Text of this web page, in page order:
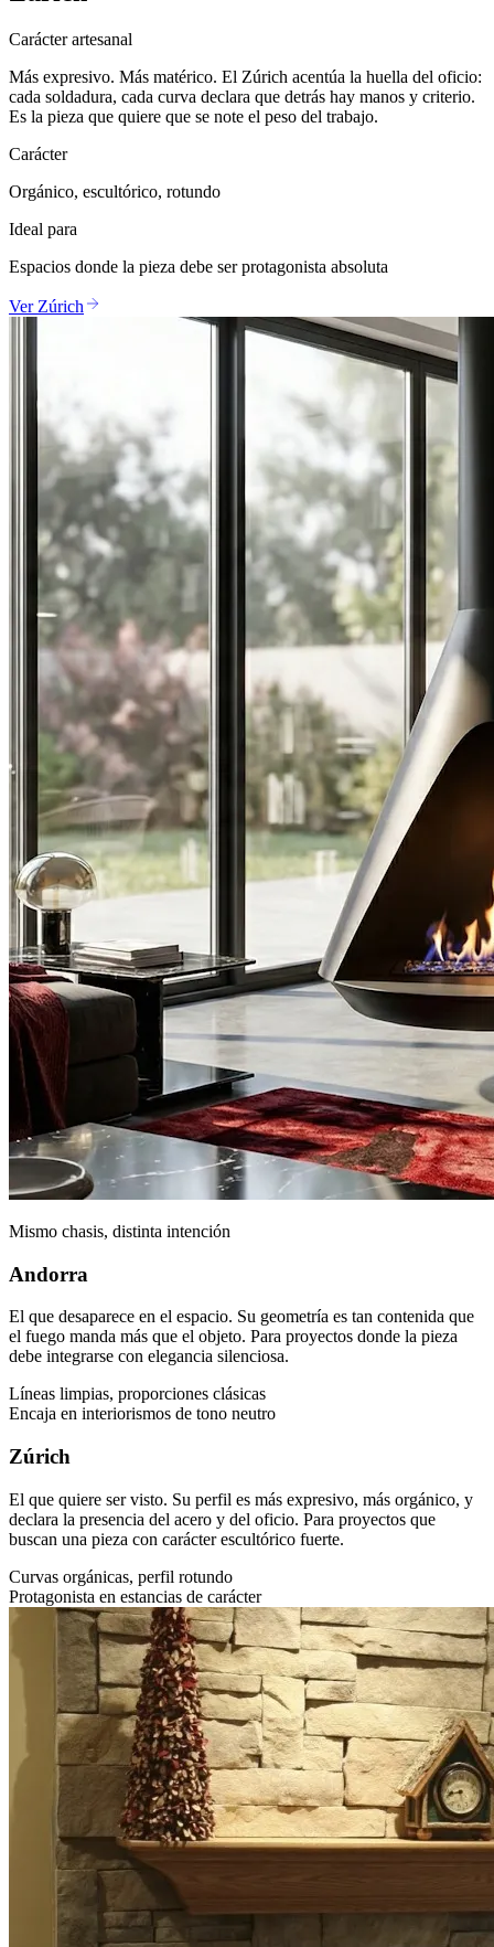
Carácter artesanal
Más expresivo. Más matérico. El Zúrich acentúa la huella del oficio:
cada soldadura, cada curva declara que detrás hay manos y criterio.
Es la pieza que quiere que se note el peso del trabajo.
Carácter
Orgánico, escultórico, rotundo
Ideal para
Espacios donde la pieza debe ser protagonista absoluta
Ver Zúrich
Mismo chasis, distinta intención
Andorra
El que desaparece en el espacio. Su geometría es tan contenida que
el fuego manda más que el objeto. Para proyectos donde la pieza
debe integrarse con elegancia silenciosa.
Líneas limpias, proporciones clásicas
Encaja en interiorismos de tono neutro
Zúrich
El que quiere ser visto. Su perfil es más expresivo, más orgánico, y
declara la presencia del acero y del oficio. Para proyectos que
buscan una pieza con carácter escultórico fuerte.
Curvas orgánicas, perfil rotundo
Protagonista en estancias de carácter